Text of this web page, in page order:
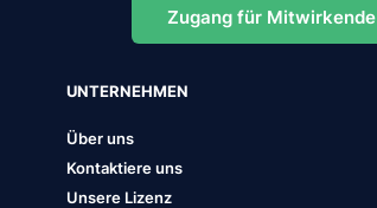
Zugang für Mitwirkende
UNTERNEHMEN
Über uns
Kontaktiere uns
Unsere Lizenz